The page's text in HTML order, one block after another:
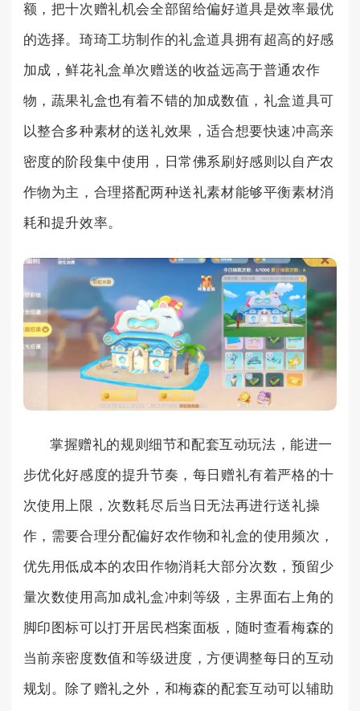
额，把十次赠礼机会全部留给偏好道具是效率最优
的选择。琦琦工坊制作的礼盒道具拥有超高的好感
加成，鲜花礼盒单次赠送的收益远高于普通农作
物，蔬果礼盒也有着不错的加成数值，礼盒道具可
以整合多种素材的送礼效果，适合想要快速冲高亲
密度的阶段集中使用，日常佛系刷好感则以自产农
作物为主，合理搭配两种送礼素材能够平衡素材消
耗和提升效率。
掌握赠礼的规则细节和配套互动玩法，能进一
步优化好感度的提升节奏，每日赠礼有着严格的十
次使用上限，次数耗尽后当日无法再进行送礼操
作，需要合理分配偏好农作物和礼盒的使用频次，
优先用低成本的农田作物消耗大部分次数，预留少
量次数使用高加成礼盒冲刺等级，主界面右上角的
脚印图标可以打开居民档案面板，随时查看梅森的
当前亲密度数值和等级进度，方便调整每日的互动
规划。除了赠礼之外，和梅森的配套互动可以辅助